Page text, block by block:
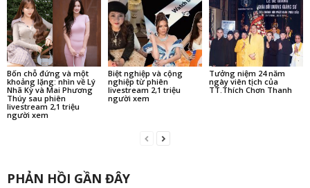
Bốn chỗ đứng và một
khoảng lặng: nhìn về Lý
Nhã Kỳ và Mai Phương
Thúy sau phiên
livestream 2,1 triệu
người xem
Biệt nghiệp và cộng
nghiệp từ phiên
livestream 2,1 triệu
người xem
Tưởng niệm 24 năm
ngày viên tịch của
TT.Thích Chơn Thanh
PHẢN HỒI GẦN ĐÂY